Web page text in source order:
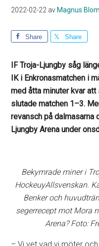
2022-02-22 av Magnus Blom
Share Share
IF Troja-Ljungby såg
IK i Enkronasmatchen i
med åtta minuter kvar
slutade matchen 1–3.
revansch på dalmasarna
Ljungby Arena under
Bekymrade miner i
HockeuyAllsvenskan.
Benker och
segerrecept mot Mora
Arena? Foto: